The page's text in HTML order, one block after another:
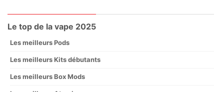
Le top de la vape 2025
Les meilleurs Pods
Les meilleurs Kits débutants
Les meilleurs Box Mods